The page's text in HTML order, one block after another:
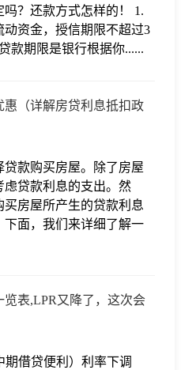
？还款方式怎样的！ 1.
资金，授信期限不超过3
款期限是银行根据你......
（详解房贷利息抵扣政
款购买房屋。除了房屋
贷款利息的支出。然
房屋所产生的贷款利息
面，我们来详细了解一
览表,LPR又降了，这次会
借贷便利）利率下调